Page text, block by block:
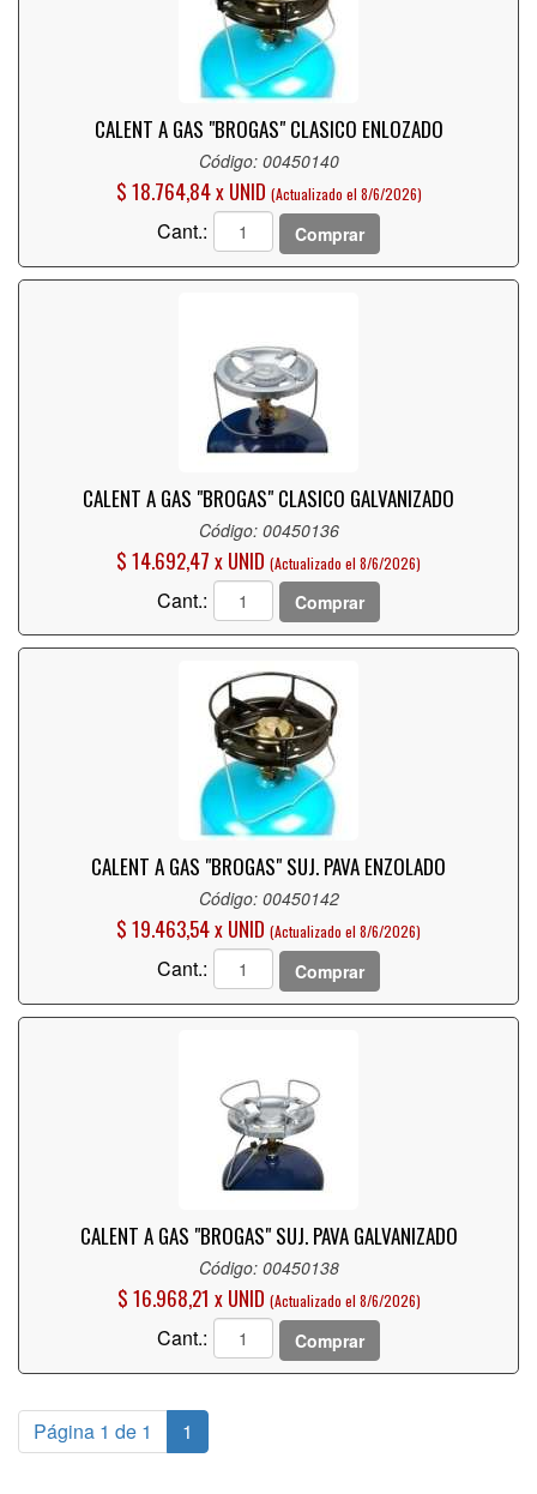
CALENT A GAS "BROGAS" CLASICO ENLOZADO
Código: 00450140
$ 18.764,84 x UNID (Actualizado el 8/6/2026)
Cant.: Comprar
CALENT A GAS "BROGAS" CLASICO GALVANIZADO
Código: 00450136
$ 14.692,47 x UNID (Actualizado el 8/6/2026)
Cant.: Comprar
CALENT A GAS "BROGAS" SUJ. PAVA ENZOLADO
Código: 00450142
$ 19.463,54 x UNID (Actualizado el 8/6/2026)
Cant.: Comprar
CALENT A GAS "BROGAS" SUJ. PAVA GALVANIZADO
Código: 00450138
$ 16.968,21 x UNID (Actualizado el 8/6/2026)
Cant.: Comprar
Página 1 de 1 1